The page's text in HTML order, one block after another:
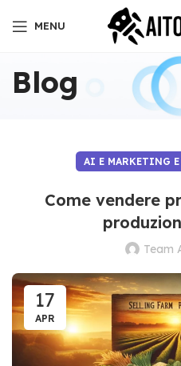
MENU
Blog
AI E MARKETING
Come vendere
Team
17
APR